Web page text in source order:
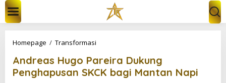
w
Homepage / Transformasi
d
r
e
Andreas Hugo Pareira Dukung
Penghapusan SKCK bagi Mantan Napi